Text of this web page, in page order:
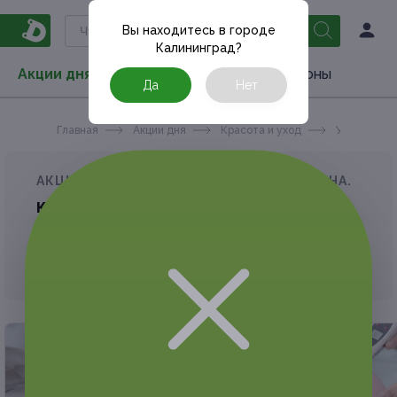
Акции дня Товары Туризм РестоКупоны
Вы находитесь в городе
Калининград?
Да Нет
Главная Акции дня Красота и уход Уход за
АКЦИЯ, КОТОРУЮ ВЫ ИСКАЛИ, ЗАВЕРШЕНА.
К сожалению, выгодные акции быстро